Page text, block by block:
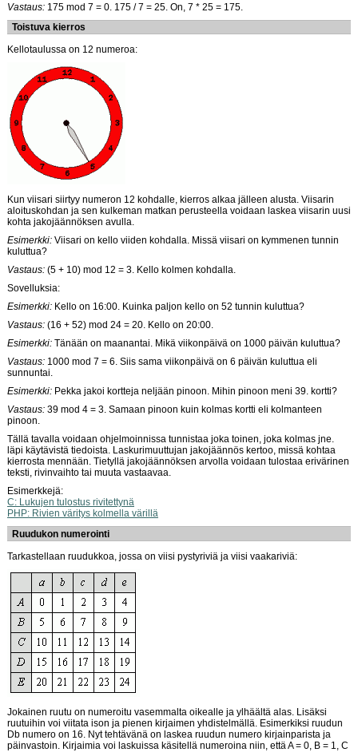
Vastaus: 175 mod 7 = 0. 175 / 7 = 25. On, 7 * 25 = 175.
Toistuva kierros
Kellotaulussa on 12 numeroa:
Kun viisari siirtyy numeron 12 kohdalle, kierros alkaa jälleen alusta. Viisarin
aloituskohdan ja sen kulkeman matkan perusteella voidaan laskea viisarin uusi
kohta jakojäännöksen avulla.
Esimerkki: Viisari on kello viiden kohdalla. Missä viisari on kymmenen tunnin
kuluttua?
Vastaus: (5 + 10) mod 12 = 3. Kello kolmen kohdalla.
Sovelluksia:
Esimerkki: Kello on 16:00. Kuinka paljon kello on 52 tunnin kuluttua?
Vastaus: (16 + 52) mod 24 = 20. Kello on 20:00.
Esimerkki: Tänään on maanantai. Mikä viikonpäivä on 1000 päivän kuluttua?
Vastaus: 1000 mod 7 = 6. Siis sama viikonpäivä on 6 päivän kuluttua eli
sunnuntai.
Esimerkki: Pekka jakoi kortteja neljään pinoon. Mihin pinoon meni 39. kortti?
Vastaus: 39 mod 4 = 3. Samaan pinoon kuin kolmas kortti eli kolmanteen
pinoon.
Tällä tavalla voidaan ohjelmoinnissa tunnistaa joka toinen, joka kolmas jne.
läpi käytävistä tiedoista. Laskurimuuttujan jakojäännös kertoo, missä kohtaa
kierrosta mennään. Tietyllä jakojäännöksen arvolla voidaan tulostaa erivärinen
teksti, rivinvaihto tai muuta vastaavaa.
Esimerkkejä:
C: Lukujen tulostus rivitettynä
PHP: Rivien väritys kolmella värillä
Ruudukon numerointi
Tarkastellaan ruudukkoa, jossa on viisi pystyriviä ja viisi vaakariviä:
Jokainen ruutu on numeroitu vasemmalta oikealle ja ylhäältä alas. Lisäksi
ruutuihin voi viitata ison ja pienen kirjaimen yhdistelmällä. Esimerkiksi ruudun
Db numero on 16. Nyt tehtävänä on laskea ruudun numero kirjainparista ja
päinvastoin. Kirjaimia voi laskuissa käsitellä numeroina niin, että A = 0, B = 1, C